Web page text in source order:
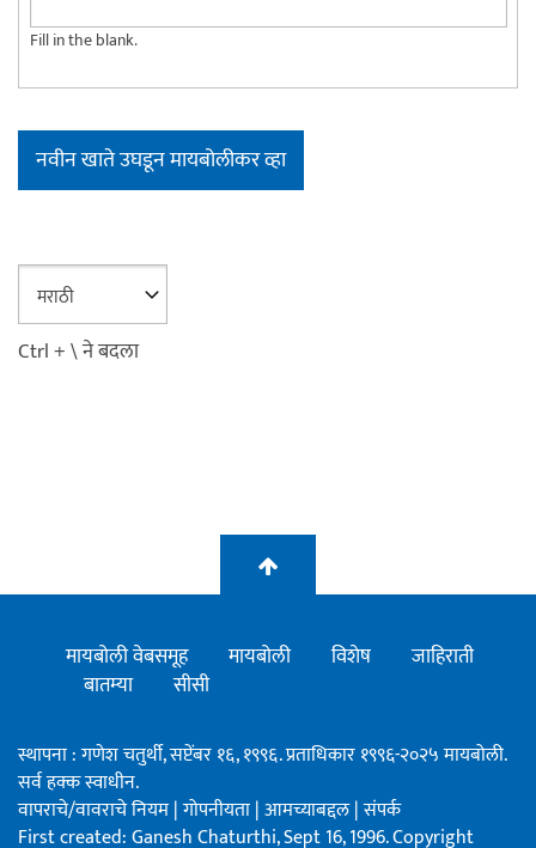
Fill in the blank.
Ctrl + \ ने बदला
मायबोली वेबसमूह मायबोली विशेष
जाहिराती
बातम्या
सीसी
स्थापना : गणेश चतुर्थी, सप्टेंबर १६, १९९६. प्रताधिकार १९९६-२०२५ मायबोली.
सर्व हक्क स्वाधीन.
वापराचे/वावराचे नियम|गोपनीयता|आमच्याबद्दल|संपर्क
First created: Ganesh Chaturthi, Sept 16, 1996. Copyright